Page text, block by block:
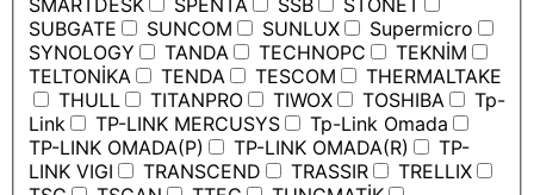
SMARTDESK
SPENTA SSB
STONET
SUBGATE
SUNCOM SUNLUX
Supermicro
SYNOLOGY
TANDA TECHNOPC
TEKNİM
TELTONİKA
TENDA TESCOM
THERMALTAKE
THULL
TITANPRO TIWOX TOSHIBA
Tp-
Link
TP-LINK MERCUSYS
Tp-Link Omada
TP-LINK OMADA(P)
TP-LINK OMADA(R)
TP-
LINK VIGI
TRANSCEND TRASSIR
TRELLIX